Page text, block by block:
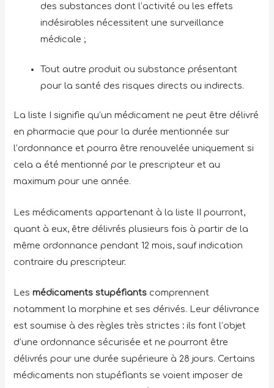
des substances dont l’activité ou les effets
indésirables nécessitent une surveillance
médicale ;
Tout autre produit ou substance présentant
pour la santé des risques directs ou indirects.
La liste I signifie qu’un médicament ne peut être délivré
en pharmacie que pour la durée mentionnée sur
l’ordonnance et pourra être renouvelée uniquement si
cela a été mentionné par le prescripteur et au
maximum pour une année.
Les médicaments appartenant à la liste II pourront,
quant à eux, être délivrés plusieurs fois à partir de la
même ordonnance pendant 12 mois, sauf indication
contraire du prescripteur.
Lesmédicaments stupéfiants comprennent
notamment la morphine et ses dérivés. Leur délivrance
est soumise à des règles très strictes : ils font l’objet
d’une ordonnance sécurisée et ne pourront être
délivrés pour une durée supérieure à 28 jours. Certains
médicaments non stupéfiants se voient imposer de